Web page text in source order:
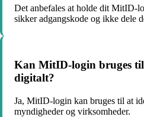
Det anbefales at holde dit MitID-
sikker adgangskode og ikke dele
Kan MitID-login bruges
digitalt?
Ja, MitID-login kan bruges til at
myndigheder og virksomheder.